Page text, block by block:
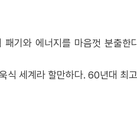
기와 에너지를 마음껏 분출한
식 세계라 할만하다. 60년대 최